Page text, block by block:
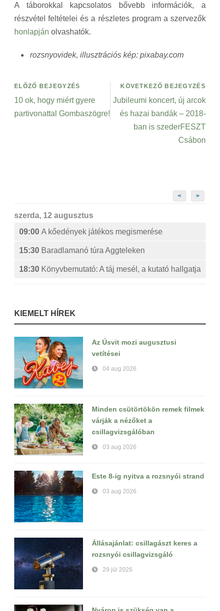
A táborokkal kapcsolatos bővebb információk, a
részvétel feltételei és a részletes program a szervezők
honlapján olvashatók.
rozsnyovidek, illusztrációs kép: pixabay.com
ELŐZŐ BEJEGYZÉS
10 ok, hogy miért gyere
partivonattal Gombaszögre!
KÖVETKEZŐ BEJEGYZÉS
Jubileumi koncert, új arcok
és hazai bandák – 2018-
ban is szederFESZT
Csábon
< >
szerda, 12 augusztus
09:00 A kőedények játékos megismerése
15:30 Baradlamanó túra Aggteleken
18:30 Könyvbemutató: A táj mesél, a kutató hallgatja
KIEMELT HÍREK
Az Úsvit mozi augusztusi
vetítései
04 aug 2026
Minden csütörtökön remek filmek
várják a nézőket a
csillagvizsgálóban
03 aug 2026
Este 8-ig nyitva a rozsnyói strand
03 aug 2026
Állásajánlat: csillagászt keres a
rozsnyói csillagvizsgáló
29 júl 2026